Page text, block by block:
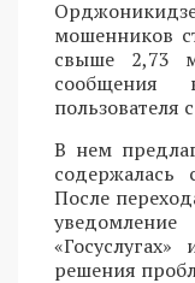
мошенников
свыше 2,73
пользователя
В нем
содержалась
После
решения